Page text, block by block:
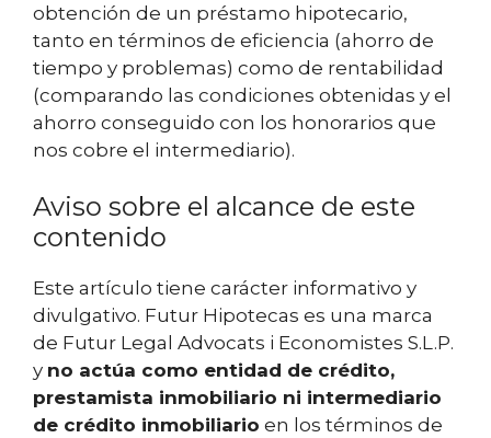
obtención de un préstamo hipotecario,
tanto en términos de eficiencia (ahorro de
tiempo y problemas) como de rentabilidad
(comparando las condiciones obtenidas y el
ahorro conseguido con los honorarios que
nos cobre el intermediario).
Aviso sobre el alcance de este
contenido
Este artículo tiene carácter informativo y
divulgativo. Futur Hipotecas es una marca
de Futur Legal Advocats i Economistes S.L.P.
y no actúa como entidad de crédito,
prestamista inmobiliario ni intermediario
de crédito inmobiliario en los términos de